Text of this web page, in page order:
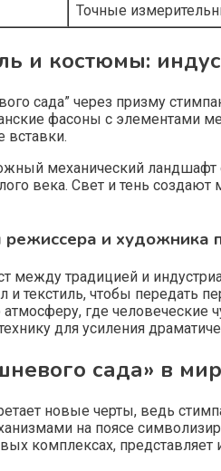
Точные
и костюмы:
сада” через призму
фасоны с элементами
вставки.
механический
века. Свет и тень создают
и художника
между традицией и
и текстиль, чтобы передать
где
для усиления
сада» в
новые черты, ведь
на поясе
комплексах, представляет